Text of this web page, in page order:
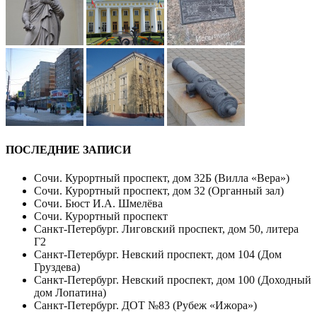
ПОСЛЕДНИЕ ЗАПИСИ
Сочи. Курортный проспект, дом 32Б (Вилла «Вера»)
Сочи. Курортный проспект, дом 32 (Органный зал)
Сочи. Бюст И.А. Шмелёва
Сочи. Курортный проспект
Санкт-Петербург. Лиговский проспект, дом 50, литера
Г2
Санкт-Петербург. Невский проспект, дом 104 (Дом
Груздева)
Санкт-Петербург. Невский проспект, дом 100 (Доходный
дом Лопатина)
Санкт-Петербург. ДОТ №83 (Рубеж «Ижора»)